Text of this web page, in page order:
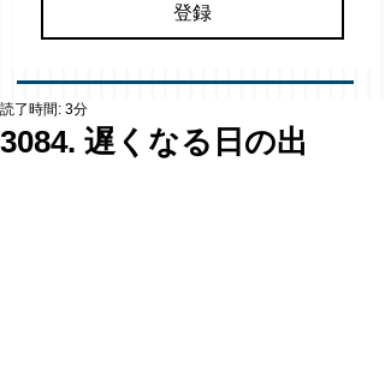
登録
3084. 遅くなる日の出
読了時間: 3分